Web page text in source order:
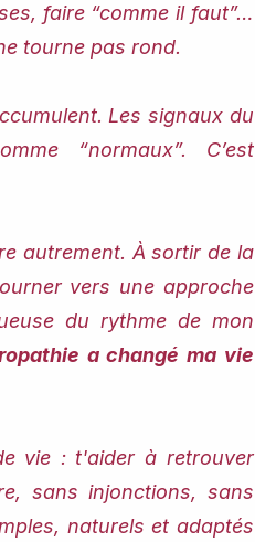
faire “comme il faut”…
tourne pas rond.
Les signaux du
“normaux”. ​​C’est
autrement. À sortir de la
vers une approche
du rythme de mon
a changé ma vie
vie : t'aider à retrouver
sans injonctions, sans
naturels et adaptés